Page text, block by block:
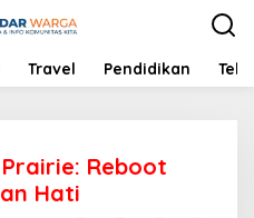
Travel Pendidikan
Reboot
Hati